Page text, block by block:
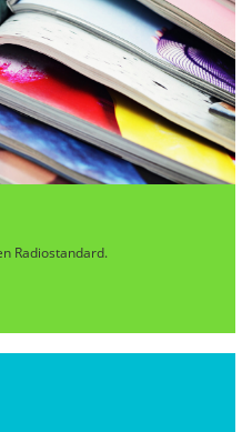
Radiostandard.